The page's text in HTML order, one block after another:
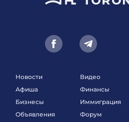
Новости
Афиша
Бизнесы
Объявления
Видео
Финансы
Иммиграция
Форум